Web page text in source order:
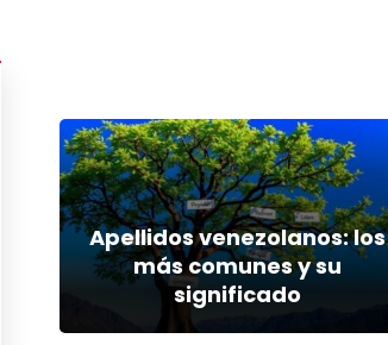
Apellidos venezolanos: los
más comunes y su
significado